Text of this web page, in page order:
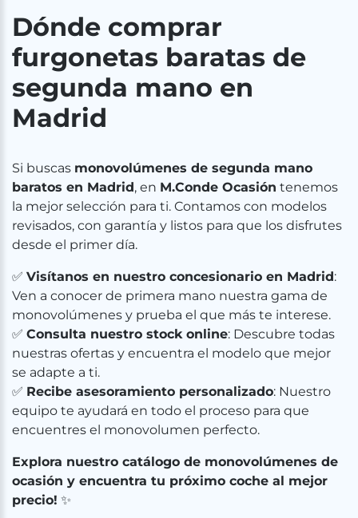
Dónde comprar
furgonetas baratas de
segunda mano en
Madrid
Si buscas monovolúmenes de segunda mano
baratos en Madrid, en M.Conde Ocasión tenemos
la mejor selección para ti. Contamos con modelos
revisados, con garantía y listos para que los disfrutes
desde el primer día.
✅ Visítanos en nuestro concesionario en Madrid:
Ven a conocer de primera mano nuestra gama de
monovolúmenes y prueba el que más te interese.
✅ Consulta nuestro stock online: Descubre todas
nuestras ofertas y encuentra el modelo que mejor
se adapte a ti.
✅ Recibe asesoramiento personalizado: Nuestro
equipo te ayudará en todo el proceso para que
encuentres el monovolumen perfecto.
Explora nuestro catálogo de monovolúmenes de
ocasión y encuentra tu próximo coche al mejor
precio! ✨